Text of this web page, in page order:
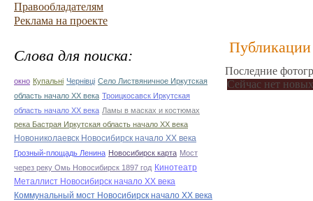
Правообладателям
Реклама на проекте
Слова для поиска:
окно Купальні Чернівці Село Листвяничное Иркутская
область начало ХХ века Троицкосавск Иркутская
область начало ХХ века Ламы в масках и костюмах
река Бастрая Иркутская область начало ХХ века
Новониколаевск Новосибирск начало ХХ века
Грозный-площадь Ленина Новосибирск карта Мост
через реку Омь Новосибирск 1897 год Кинотеатр
Металлист Новосибирск начало ХХ века
Коммунальный мост Новосибирск начало ХХ века
Публикации
Последние
Сейчас нет